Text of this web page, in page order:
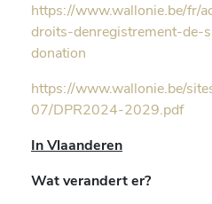
https://www.wallonie.be/fr/
droits-denregistrement-de-
donation
https://www.wallonie.be/
07/DPR2024-2029.pdf
In Vlaanderen
Wat verandert er?